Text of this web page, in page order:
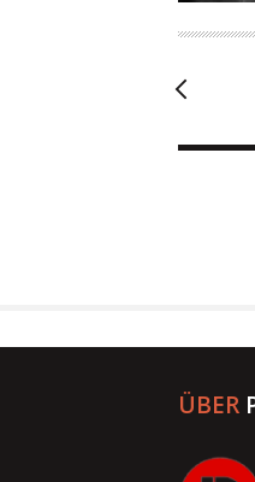
ÜBER